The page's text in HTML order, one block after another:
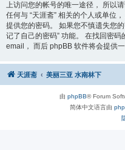
上访问您的帐号的唯一途径， 所以
任何与 “天涯斋” 相关的个人或单位
提供您的密码。 如果您不慎遗失您
记了自己的密码” 功能。 在找回密
email， 而后 phpBB 软件将会提供
天涯斋 美丽三亚 水南林下
由 phpBB® Forum
简体中文语言由